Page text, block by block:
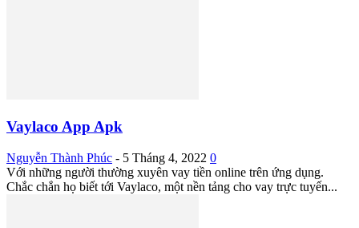
Vaylaco App Apk
Nguyễn Thành Phúc - 5 Tháng 4, 2022 0
Với những người thường xuyên vay tiền online trên ứng dụng.
Chắc chắn họ biết tới Vaylaco, một nền tảng cho vay trực tuyến...